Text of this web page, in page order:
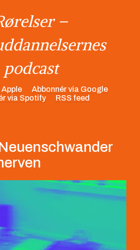
–
podcast
Abbonnér via Google
via Spotify
RSS feed